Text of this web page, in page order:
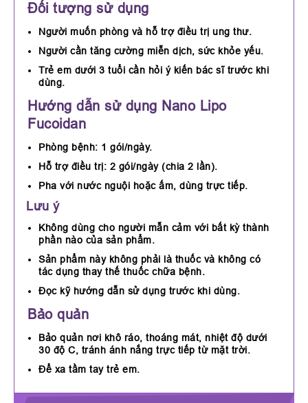
Đối tượng sử dụng
Người muốn phòng và hỗ trợ điều trị ung thư.
Người cần tăng cường miễn dịch, sức khỏe yếu.
Trẻ em dưới 3 tuổi cần hỏi ý kiến bác sĩ trước khi
dùng.
Hướng dẫn sử dụng Nano Lipo
Fucoidan
Phòng bệnh: 1 gói/ngày.
Hỗ trợ điều trị: 2 gói/ngày (chia 2 lần).
Pha với nước nguội hoặc ấm, dùng trực tiếp.
Lưu ý
Không dùng cho người mẫn cảm với bất kỳ thành
phần nào của sản phẩm.
Sản phẩm này không phải là thuốc và không có
tác dụng thay thế thuốc chữa bệnh.
Đọc kỹ hướng dẫn sử dụng trước khi dùng.
Bảo quản
Bảo quản nơi khô ráo, thoáng mát, nhiệt độ dưới
30 độ C, tránh ánh nắng trực tiếp từ mặt trời.
Để xa tầm tay trẻ em.